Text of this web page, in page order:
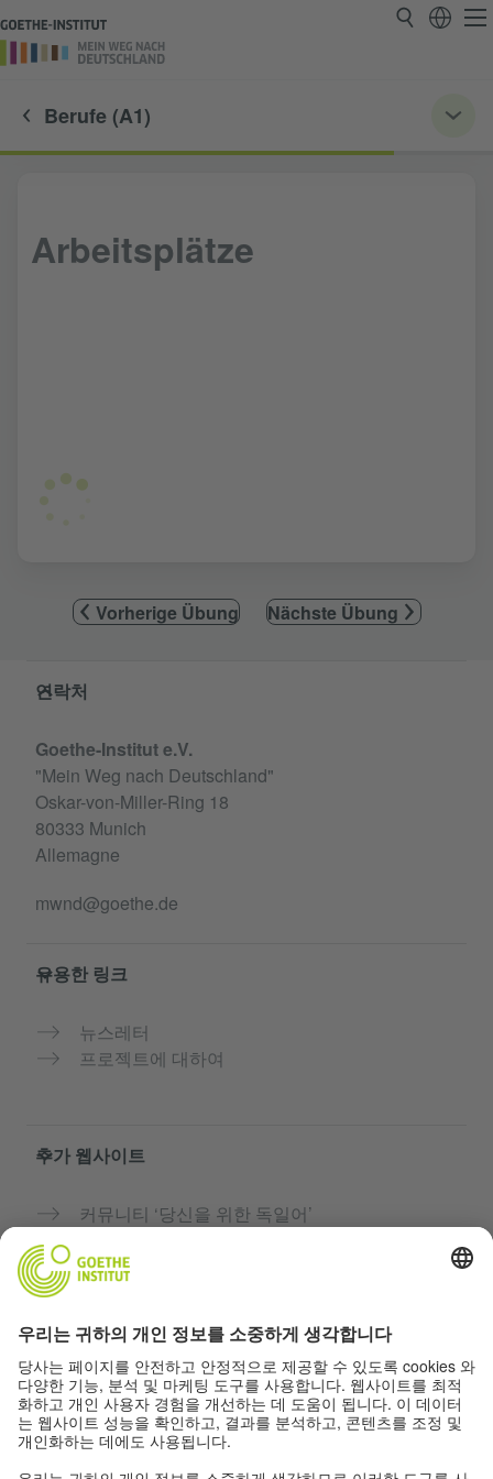
Berufe (A1)
Arbeitsplätze
Vorherige Übung Nächste Übung
Service- und Informationsbereich
연락처
Goethe-Institut e.V.
"Mein Weg nach Deutschland"
Oskar-von-Miller-Ring 18
80333 Munich
Allemagne
mwnd@goethe.de
유용한 링크
뉴스레터
프로젝트에 대하여
추가 웹사이트
커뮤니티 ‘당신을 위한 독일어’
괴테 인스티투트의 독일어 과정
개인정보 및 접근성
개인 정보 설정
접근성